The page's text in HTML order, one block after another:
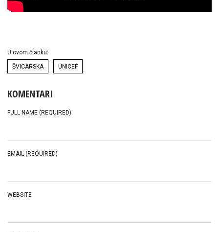
U ovom članku:
ŠVICARSKA UNICEF
KOMENTARI
FULL NAME (REQUIRED)
EMAIL (REQUIRED)
WEBSITE